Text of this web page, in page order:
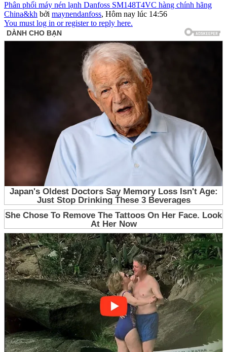
Phân phối máy nén lạnh Danfoss SM148T4VC hàng chính hãng
China&kh bởi maynendanfoss, Hôm nay lúc 14:56
You must log in or register to reply here.